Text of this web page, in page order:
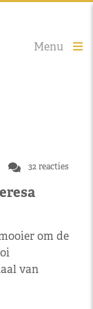
Menu
32 reacties
om de
van